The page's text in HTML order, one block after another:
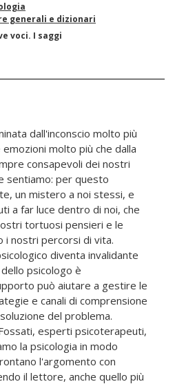
generali e dizionari
voci. I saggi
dall'inconscio molto più
molto più che dalla
consapevoli dei nostri
sentiamo: per questo
un mistero a noi stessi, e
a far luce dentro di noi, che
tortuosi pensieri e le
i nostri percorsi di vita.
diventa invalidante
psicologo è
può aiutare a gestire le
e canali di comprensione
del problema.
esperti psicoterapeuti,
la psicologia in modo
l'argomento con
il lettore, anche quello più